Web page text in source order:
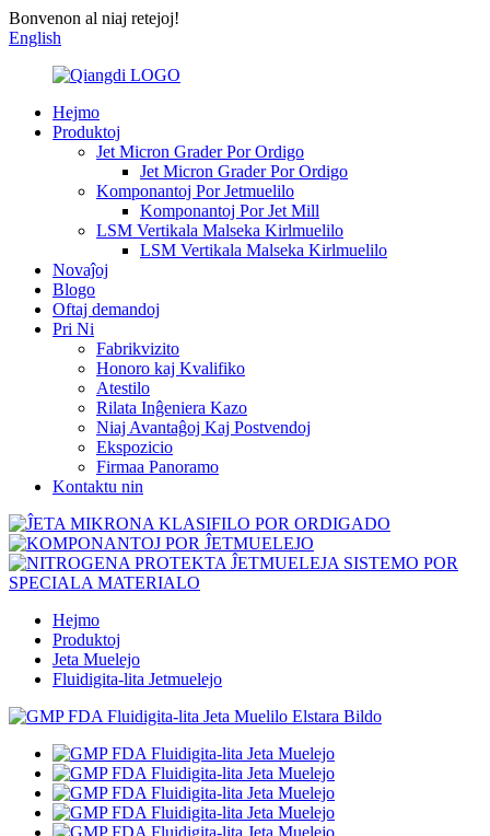
Bonvenon al niaj retejoj!
English
Hejmo
Produktoj
Jet Micron Grader Por Ordigo
Jet Micron Grader Por Ordigo
Komponantoj Por Jetmuelilo
Komponantoj Por Jet Mill
LSM Vertikala Malseka Kirlmuelilo
LSM Vertikala Malseka Kirlmuelilo
Novaĵoj
Blogo
Oftaj demandoj
Pri Ni
Fabrikvizito
Honoro kaj Kvalifiko
Atestilo
Rilata Inĝeniera Kazo
Niaj Avantaĝoj Kaj Postvendoj
Ekspozicio
Firmaa Panoramo
Kontaktu nin
Hejmo
Produktoj
Jeta Muelejo
Fluidigita-lita Jetmuelejo